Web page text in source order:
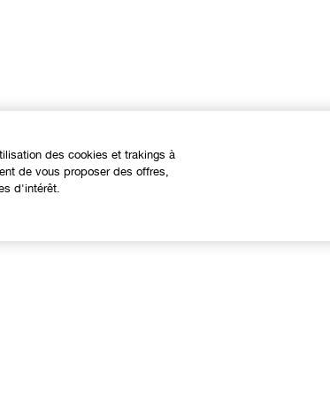
des cookies et trakings à
de vous proposer des offres,
d'intérêt.